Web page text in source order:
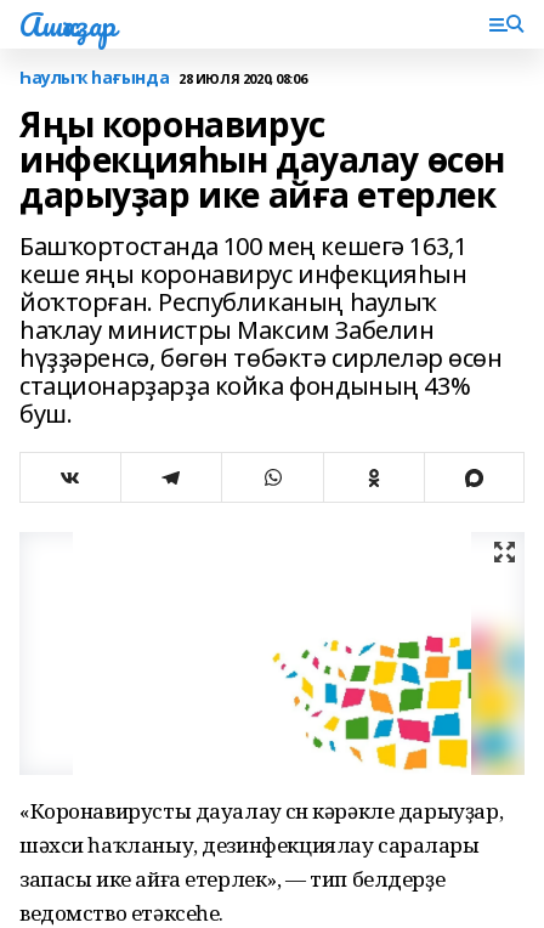
Ашҡаҙар
Һаулыҡ һағында 28 ИЮЛЯ 2020, 08:06
Яңы коронавирус
инфекцияһын дауалау өсөн
дарыуҙар ике айға етерлек
Башҡортостанда 100 мең кешегә 163,1
кеше яңы коронавирус инфекцияһын
йоҡторған. Республиканың һаулыҡ
һаҡлау министры Максим Забелин
һүҙҙәренсә, бөгөн төбәктә сирлеләр өсөн
стационарҙарҙа койка фондының 43%
буш.
«Коронавирусты дауалау өсөн кәрәкле дарыуҙар,
шәхси һаҡланыу, дезинфекциялау саралары
запасы ике айға етерлек», — тип белдерҙе
ведомство етәксеһе.